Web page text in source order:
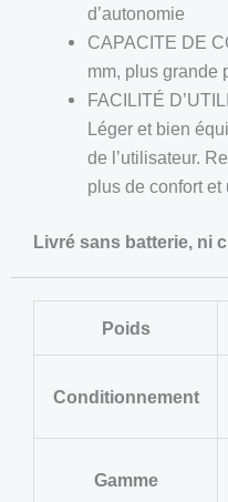
d’autonomie
CAPACITE DE
mm, plus grande
FACILITÉ
Léger et bien
de l’utilisateur.
plus de confort
Livré sans batterie, ni
Poids
Conditionnement
Gamme